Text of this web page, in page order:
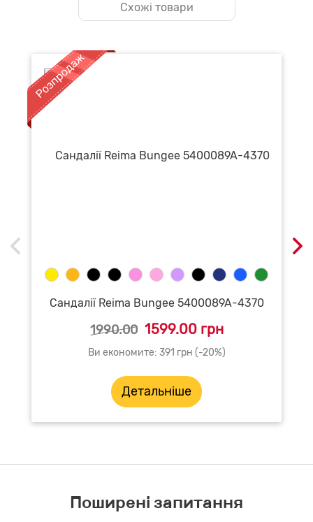
Схожі товари
Сандалії Reima Bungee 5400089A-4370
1990.00 1599.00 грн
Ви економите: 391 грн (-20%)
Детальніше
Поширені запитання